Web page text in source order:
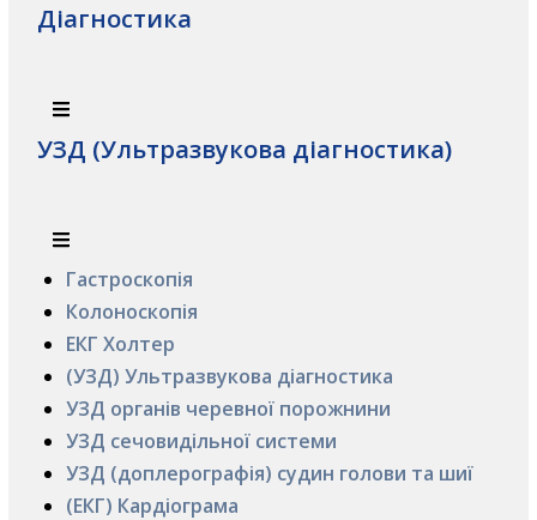
Діагностика
УЗД (Ультразвукова діагностика)
Гастроскопія
Колоноскопія
ЕКГ Холтер
(УЗД) Ультразвукова діагностика
УЗД органів черевної порожнини
УЗД сечовидільної системи
УЗД (доплерографія) судин голови та шиї
(ЕКГ) Кардіограма